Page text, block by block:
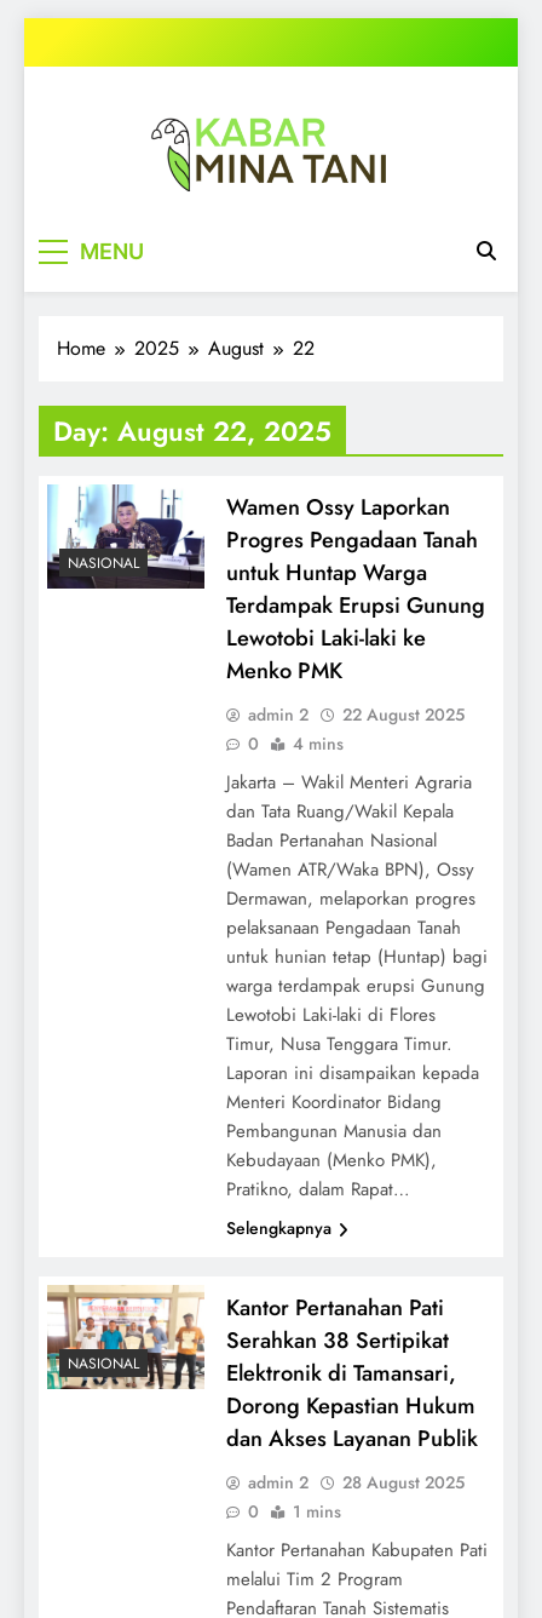
to
MENU
Home 2025 August 22
Day: August 22, 2025
NASIONAL
Wamen Ossy Laporkan
Progres Pengadaan Tanah
untuk Huntap Warga
Terdampak Erupsi Gunung
Lewotobi Laki-laki ke
Menko PMK
admin 2
22 August 2025
0
4 mins
Jakarta – Wakil Menteri Agraria
dan Tata Ruang/Wakil Kepala
Badan Pertanahan Nasional
(Wamen ATR/Waka BPN), Ossy
Dermawan, melaporkan progres
pelaksanaan Pengadaan Tanah
untuk hunian tetap (Huntap) bagi
warga terdampak erupsi Gunung
Lewotobi Laki-laki di Flores
Timur, Nusa Tenggara Timur.
Laporan ini disampaikan kepada
Menteri Koordinator Bidang
Pembangunan Manusia dan
Kebudayaan (Menko PMK),
Pratikno, dalam Rapat…
Selengkapnya
NASIONAL
Kantor Pertanahan Pati
Serahkan 38 Sertipikat
Elektronik di Tamansari,
Dorong Kepastian Hukum
dan Akses Layanan Publik
admin 2
28 August 2025
0
1 mins
Kantor Pertanahan Kabupaten Pati
melalui Tim 2 Program
Pendaftaran Tanah Sistematis